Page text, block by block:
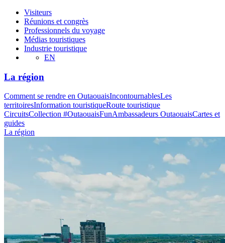
Visiteurs
Réunions et congrès
Professionnels du voyage
Médias touristiques
Industrie touristique
EN
La région
Comment se rendre en OutaouaisIncontournablesLes
territoiresInformation touristiqueRoute touristique
CircuitsCollection #OutaouaisFunAmbassadeurs OutaouaisCartes et
guides
La région